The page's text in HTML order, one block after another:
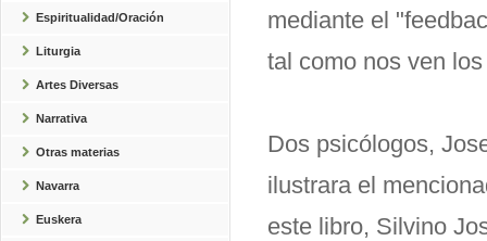
Espiritualidad/Oración
Liturgia
Artes Diversas
Narrativa
Otras materias
Navarra
Euskera
mediante el
tal como nos ven
Dos psicólogos,
ilustrara el
este libro, Silvino